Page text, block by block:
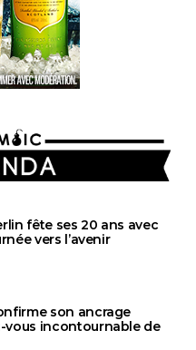
fête ses 20 ans avec
vers l’avenir
son ancrage
vous incontournable de